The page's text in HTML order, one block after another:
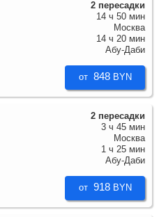
от 848 BYN
2 пересадки
14 ч 50 мин
Москва
14 ч 20 мин
Абу-Даби
от 918 BYN
2 пересадки
3 ч 45 мин
Москва
1 ч 25 мин
Абу-Даби